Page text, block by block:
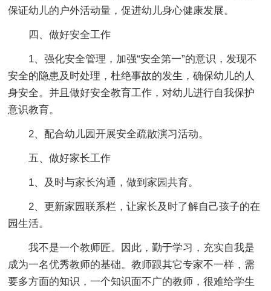
保证幼儿的户外活动量，促进幼儿身心健康发展。
四、做好安全工作
1、强化安全管理，加强“安全第一”的意识，发现不
安全的隐患及时处理，杜绝事故的发生，确保幼儿的人
身安全。并且做好安全教育工作，对幼儿进行自我保护
意识教育。
2、配合幼儿园开展安全疏散演习活动。
五、做好家长工作
1、及时与家长沟通，做到家园共育。
2、更新家园联系栏，让家长及时了解自己孩子的在
园生活。
我不是一个教师匠。因此，勤于学习，充实自我是
成为一名优秀教师的基础。教师跟其它专家不一样，需
要多方面的知识，一个知识面不广的教师，很难给学生